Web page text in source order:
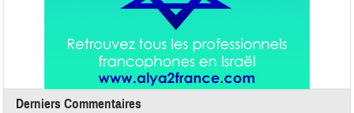
Derniers Commentaires